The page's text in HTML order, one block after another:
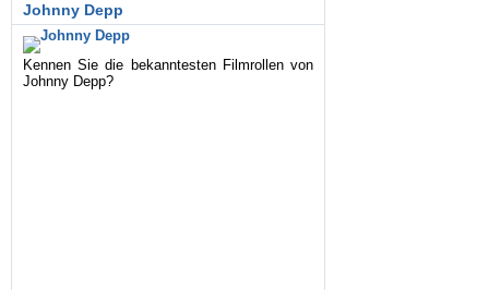
Johnny Depp
Kennen Sie die bekanntesten Filmrollen von
Johnny Depp?